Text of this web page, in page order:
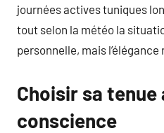
journées actives tuniques
tout selon la météo la
personnelle, mais
Choisir sa tenue
conscience